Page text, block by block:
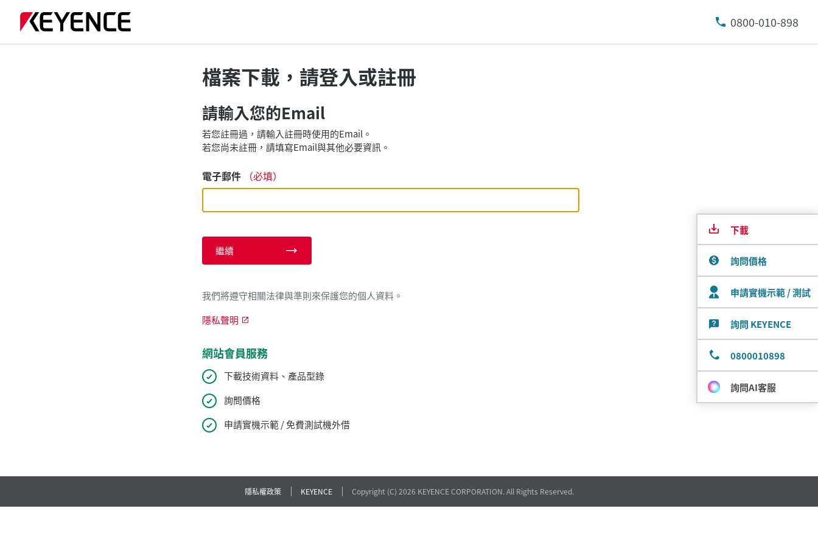
0800-010-898
檔案下載，請登入或註冊
請輸入您的Email
若您註冊過，請輸入註冊時使用的Email。
若您尚未註冊，請填寫Email與其他必要資訊。
電子郵件 （必填）
繼續
我們將遵守相關法律與準則來保護您的個人資料。
隱私聲明
網站會員服務
下載技術資料、產品型錄
詢問價格
申請實機示範 / 免費測試機外借
下載
詢問價格
申請實機示範 / 測試
詢問 KEYENCE
0800010898
詢問AI客服
隱私權政策 KEYENCE Copyright (C) 2026 KEYENCE CORPORATION. All Rights Reserved.